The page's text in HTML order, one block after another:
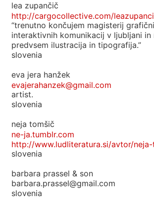
lea zupančič
http://cargocollective.com/
“trenutno končujem magisterij
interaktivnih komunikacij v ljubljani in
predvsem ilustracija in tipografija.”
slovenia
eva jera hanžek
evajerahanzek@gmail.com
artist.
slovenia
neja tomšič
ne-ja.tumblr.com
http://www.ludliteratura.si/avtor/
slovenia
barbara prassel & son
barbara.prassel@gmail.com
slovenia